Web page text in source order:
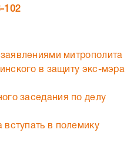
102
митрополита
в защиту экс-мэра
заседания по делу
вступать в полемику